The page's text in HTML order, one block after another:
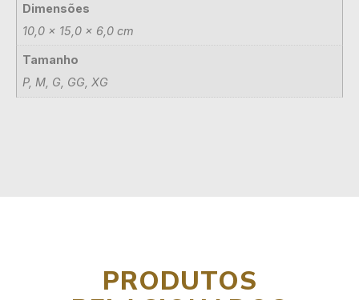
Dimensões
10,0 × 15,0 × 6,0 cm
Tamanho
P, M, G, GG, XG
PRODUTOS